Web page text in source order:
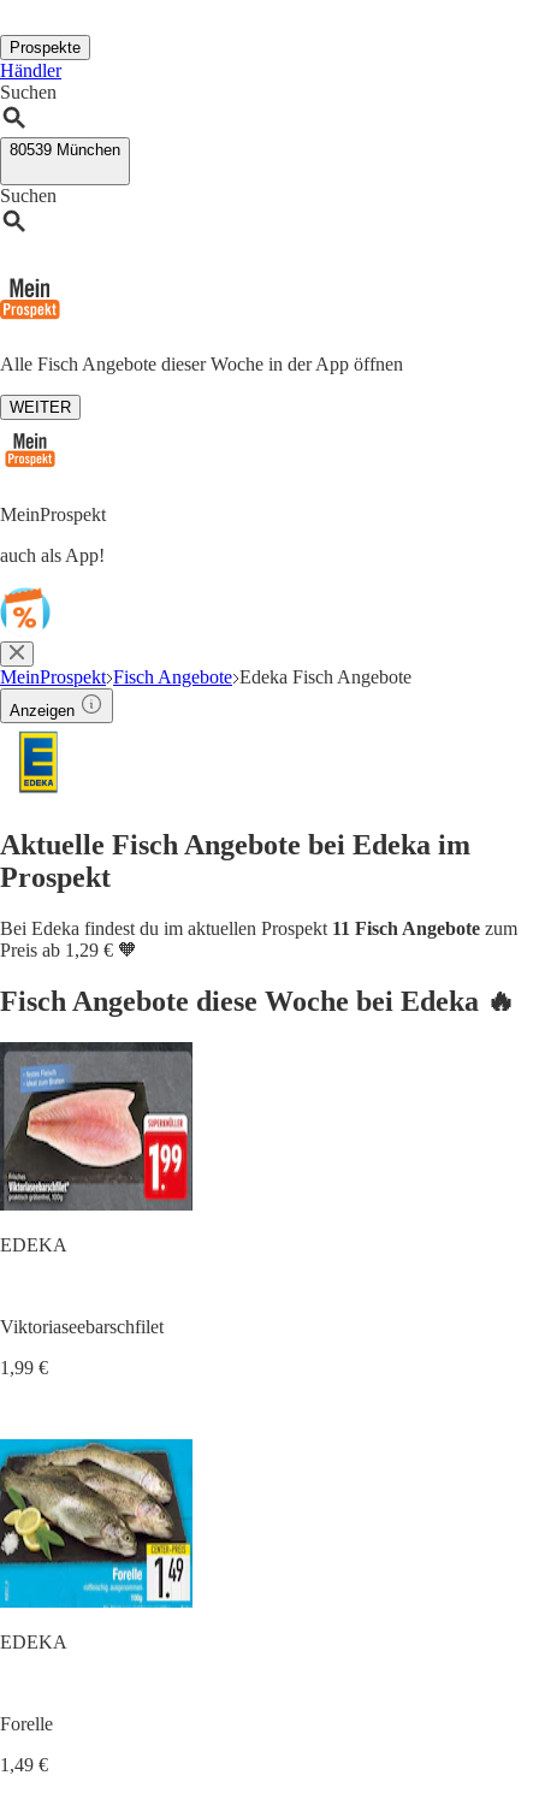
Prospekte
Händler
Suchen
80539 München
Suchen
Alle Fisch Angebote dieser Woche in der App öffnen
WEITER
MeinProspekt
auch als App!
MeinProspekt Fisch Angebote Edeka Fisch Angebote
Anzeigen
Aktuelle Fisch Angebote bei Edeka im
Prospekt
Bei Edeka findest du im aktuellen Prospekt 11 Fisch Angebote zum
Preis ab 1,29 € 🧡
Fisch Angebote diese Woche bei Edeka 🔥
EDEKA
Viktoriaseebarschfilet
1,99 €
EDEKA
Forelle
1,49 €